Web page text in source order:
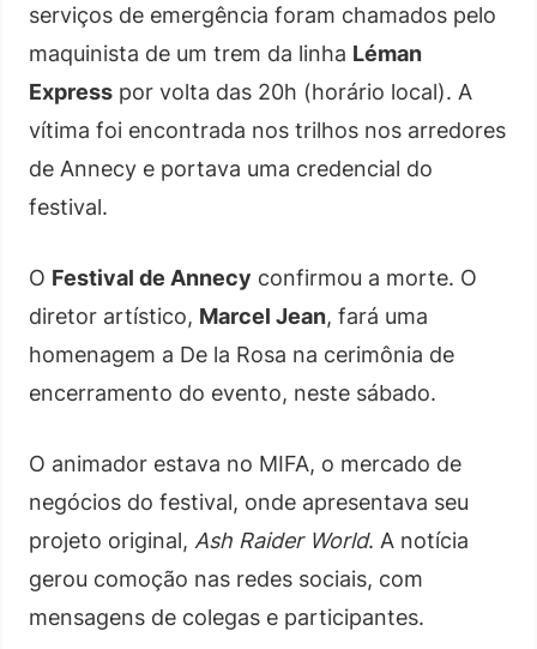
serviços de emergência foram chamados pelo
maquinista de um trem da linha Léman
Express por volta das 20h (horário local). A
vítima foi encontrada nos trilhos nos arredores
de Annecy e portava uma credencial do
festival.
O Festival de Annecy confirmou a morte. O
diretor artístico, Marcel Jean, fará uma
homenagem a De la Rosa na cerimônia de
encerramento do evento, neste sábado.
O animador estava no MIFA, o mercado de
negócios do festival, onde apresentava seu
projeto original, Ash Raider World. A notícia
gerou comoção nas redes sociais, com
mensagens de colegas e participantes.